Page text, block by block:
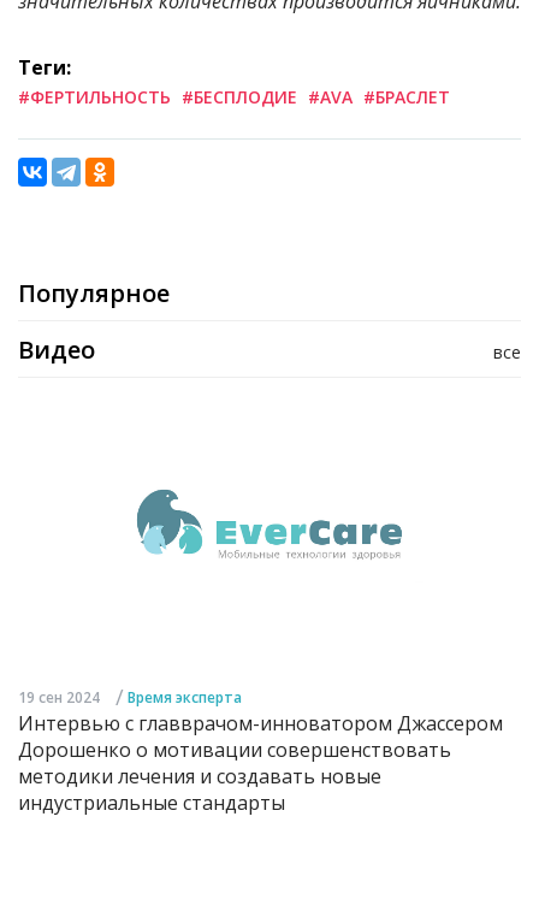
Теги:
#ФЕРТИЛЬНОСТЬ #БЕСПЛОДИЕ #AVA #БРАСЛЕТ
Популярное
все
Видео
19 сен 2024 / Время эксперта
Интервью с главврачом-инноватором Джассером
Дорошенко о мотивации совершенствовать
методики лечения и создавать новые
индустриальные стандарты